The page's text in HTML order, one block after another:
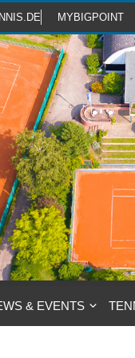
MYBIGPOINT
& EVENTS